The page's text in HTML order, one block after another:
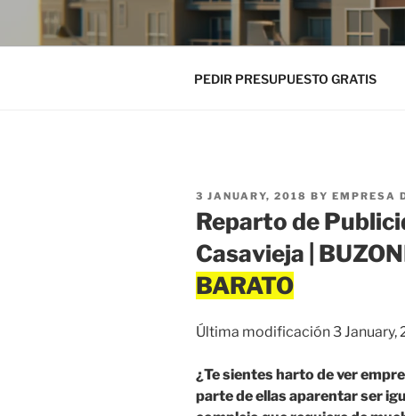
PEDIR PRESUPUESTO GRATIS
POSTED
ON
3 JANUARY, 2018 BY EMPRESA
Reparto de
Casavieja |
Última modificación 3 January,
¿Te sientes harto de ver
parte de ellas aparentar ser